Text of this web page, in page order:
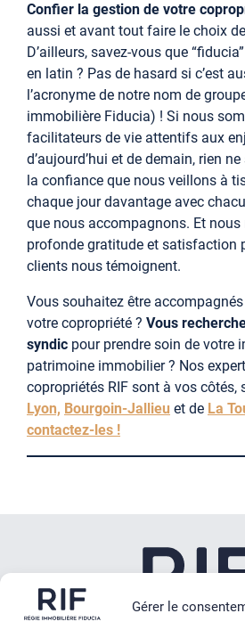
Gérer le
Confier la gestion de votre
aussi et avant tout faire le choix
D’ailleurs, savez-vous que
en latin ? Pas de hasard si c’est
l’acronyme de notre nom de
immobilière Fiducia) ! Si nous
facilitateurs de vie attentifs aux
d’aujourd’hui et de demain, rien
la confiance que nous veillons à
chaque jour davantage avec
que nous accompagnons. Et nous
profonde gratitude et satisfaction
clients nous témoignent.
Vous souhaitez être
votre copropriété ? Vous
syndic pour prendre soin de votre
patrimoine immobilier ? Nos
copropriétés RIF sont à vos côtés,
Lyon, Bourgoin-Jallieu et de La
contactez-les !